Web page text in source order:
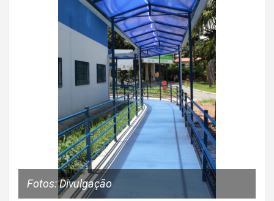
Fotos: Divulgação